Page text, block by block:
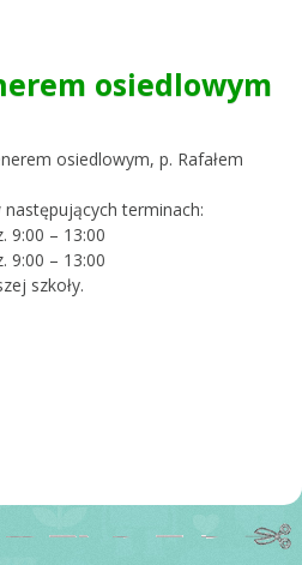
osiedlowym
osiedlowym, p. Rafałem
terminach:
9:00 – 13:00
9:00 – 13:00
szkoły.